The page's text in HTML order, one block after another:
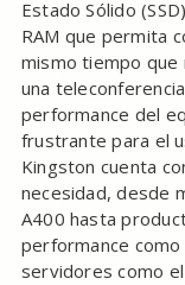
Estado Sólido
RAM que permita
mismo tiempo
una
performance del
frustrante para el
Kingston cuenta
necesidad, desde
A400 hasta
performance
servidores como